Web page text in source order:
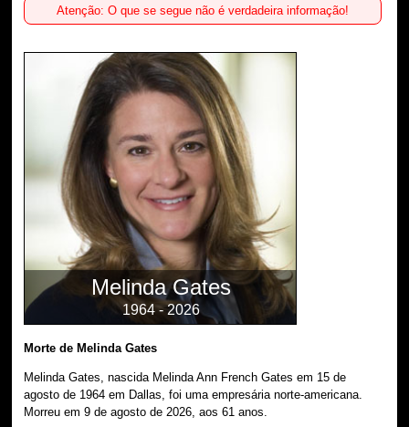
Atenção: O que se segue não é verdadeira informação!
Melinda Gates
1964 - 2026
Morte de Melinda Gates
Melinda Gates, nascida Melinda Ann French Gates em 15 de
agosto de 1964 em Dallas, foi uma empresária norte-americana.
Morreu em 9 de agosto de 2026, aos 61 anos.